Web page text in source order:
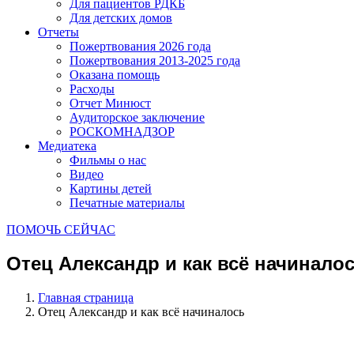
Для пациентов РДКБ
Для детских домов
Отчеты
Пожертвования 2026 года
Пожертвования 2013-2025 года
Оказана помощь
Расходы
Отчет Минюст
Аудиторское заключение
РОСКОМНАДЗОР
Медиатека
Фильмы о нас
Видео
Картины детей
Печатные материалы
ПОМОЧЬ СЕЙЧАС
Отец Александр и как всё
Главная страница
Отец Александр и как всё начиналось